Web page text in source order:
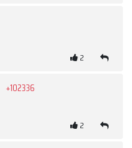
2
+102336
2